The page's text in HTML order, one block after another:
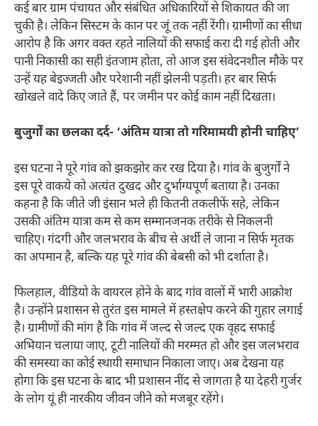
कई बार ग्राम पंचायत और संबंधित अधिकारियों से शिकायत की जा
चुकी है। लेकिन सिस्टम के कान पर जूं तक नहीं रेंगी। ग्रामीणों का सीधा
आरोप है कि अगर वक्त रहते नालियों की सफाई करा दी गई होती और
पानी निकासी का सही इंतजाम होता, तो आज इस संवेदनशील मौके पर
उन्हें यह बेइज्जती और परेशानी नहीं झेलनी पड़ती। हर बार सिर्फ
खोखले वादे किए जाते हैं, पर जमीन पर कोई काम नहीं दिखता।
बुजुर्गों का छलका दर्द- ‘अंतिम यात्रा तो गरिमामयी होनी चाहिए’
इस घटना ने पूरे गांव को झकझोर कर रख दिया है। गांव के बुजुर्गों ने
इस पूरे वाकये को अत्यंत दुखद और दुर्भाग्यपूर्ण बताया है। उनका
कहना है कि जीते जी इंसान भले ही कितनी तकलीफें सहे, लेकिन
उसकी अंतिम यात्रा कम से कम सम्मानजनक तरीके से निकलनी
चाहिए। गंदगी और जलभराव के बीच से अर्थी ले जाना न सिर्फ मृतक
का अपमान है, बल्कि यह पूरे गांव की बेबसी को भी दर्शाता है।
फिलहाल, वीडियो के वायरल होने के बाद गांव वालों में भारी आक्रोश
है। उन्होंने प्रशासन से तुरंत इस मामले में हस्तक्षेप करने की गुहार लगाई
है। ग्रामीणों की मांग है कि गांव में जल्द से जल्द एक वृहद सफाई
अभियान चलाया जाए, टूटी नालियों की मरम्मत हो और इस जलभराव
की समस्या का कोई स्थायी समाधान निकाला जाए। अब देखना यह
होगा कि इस घटना के बाद भी प्रशासन नींद से जागता है या देहरी गुर्जर
के लोग यूं ही नारकीय जीवन जीने को मजबूर रहेंगे।